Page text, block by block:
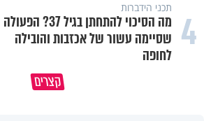
4 תכני הידברות
מה הסיכוי להתחתן בגיל 37? הפעולה
שסיימה עשור של אכזבות והובילה
לחופה
קצריםברכה או קללה? הכל בידים שלנו